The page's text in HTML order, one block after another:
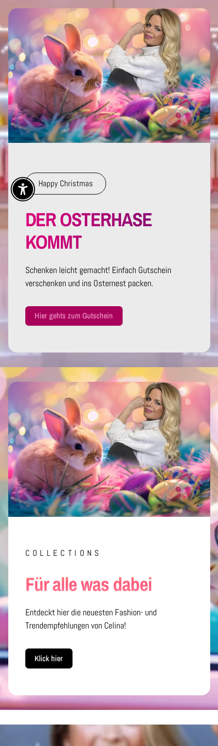
Happy Christmas
DER OSTERHASE
KOMMT
Schenken leicht gemacht! Einfach Gutschein
verschenken und ins Osternest packen.
Hier gehts zum Gutschein
COLLECTIONS
Für alle was dabei
Entdeckt hier die neuesten Fashion- und
Trendempfehlungen von Celina!
Klick hier
Enable Accessibility